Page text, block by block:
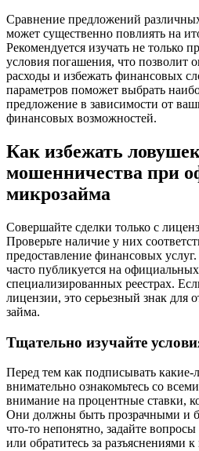
Сравнение предложений
может существенно повлиять на
Рекомендуется изучать не только
условия погашения, что позволит
расходы и избежать финансовых
параметров поможет выбрать
предложение в зависимости от
финансовых возможностей.
Как избежать
мошенничества при
микрозайма
Совершайте сделки только с
Проверьте наличие у них
предоставление финансовых
часто публикуется на
специализированных реестрах.
лицензии, это серьезный знак для
займа.
Тщательно изучайте
Перед тем как подписывать
внимательно ознакомьтесь со
внимание на процентные ставки,
Они должны быть прозрачными и
что-то непонятно, задайте
или обратитесь за разъяснениями